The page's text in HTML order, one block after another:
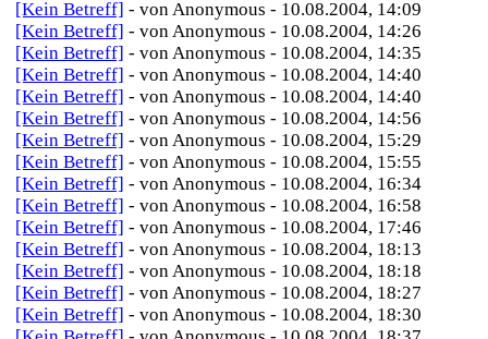
[Kein Betreff] - von Anonymous - 10.08.2004, 14:09
[Kein Betreff] - von Anonymous - 10.08.2004, 14:26
[Kein Betreff] - von Anonymous - 10.08.2004, 14:35
[Kein Betreff] - von Anonymous - 10.08.2004, 14:40
[Kein Betreff] - von Anonymous - 10.08.2004, 14:40
[Kein Betreff] - von Anonymous - 10.08.2004, 14:56
[Kein Betreff] - von Anonymous - 10.08.2004, 15:29
[Kein Betreff] - von Anonymous - 10.08.2004, 15:55
[Kein Betreff] - von Anonymous - 10.08.2004, 16:34
[Kein Betreff] - von Anonymous - 10.08.2004, 16:58
[Kein Betreff] - von Anonymous - 10.08.2004, 17:46
[Kein Betreff] - von Anonymous - 10.08.2004, 18:13
[Kein Betreff] - von Anonymous - 10.08.2004, 18:18
[Kein Betreff] - von Anonymous - 10.08.2004, 18:27
[Kein Betreff] - von Anonymous - 10.08.2004, 18:30